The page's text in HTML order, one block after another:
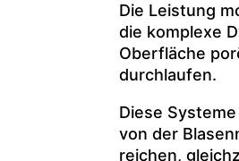
Die Leistung
die komplexe
Oberfläche
durchlaufen.
Diese
von der
reichen,